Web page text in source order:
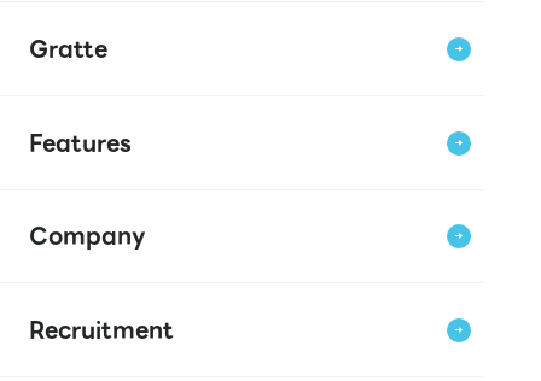
Gratte
Features
Company
Recruitment